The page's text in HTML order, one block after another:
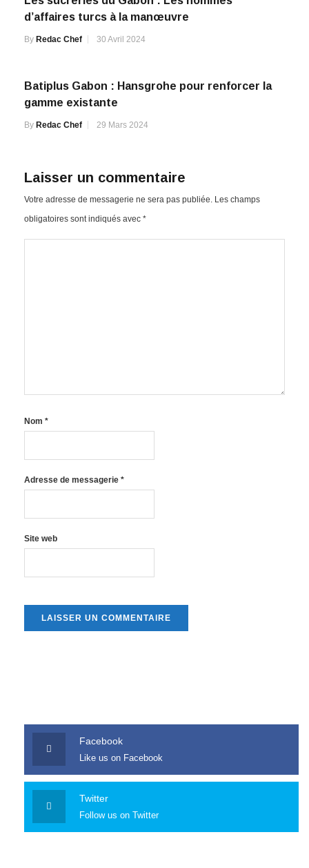
d’affaires turcs à la manœuvre
By Redac Chef 30 Avril 2024
Batiplus Gabon : Hansgrohe pour renforcer la
gamme existante
By Redac Chef 29 Mars 2024
Laisser un commentaire
Votre adresse de messagerie ne sera pas publiée. Les champs
obligatoires sont indiqués avec *
Nom *
Adresse de messagerie *
Site web
Facebook
Like us on Facebook
Twitter
Follow us on Twitter